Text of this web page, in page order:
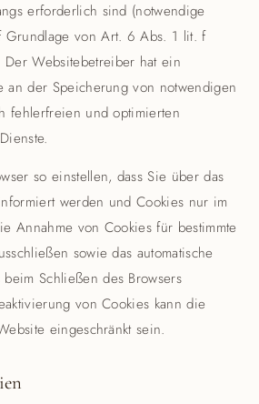
erforderlich sind (notwendige
Grundlage von Art. 6 Abs. 1 lit. f
Websitebetreiber hat ein
an der Speicherung von notwendigen
fehlerfreien und optimierten
so einstellen, dass Sie über das
werden und Cookies nur im
Annahme von Cookies für bestimmte
sowie das automatische
Schließen des Browsers
von Cookies kann die
eingeschränkt sein.